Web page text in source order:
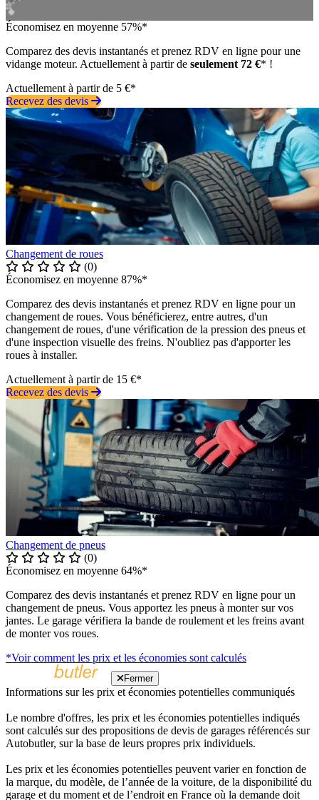
Économisez en moyenne 57%*
Comparez des devis instantanés et prenez RDV en ligne pour une
vidange moteur. Actuellement à partir de seulement 72 €* !
Actuellement à partir de 5 €*
Recevez des devis
Changement de roues
(0)
Économisez en moyenne 87%*
Comparez des devis instantanés et prenez RDV en ligne pour un
changement de roues. Vous bénéficierez, entre autres, d'un
changement de roues, d'une vérification de la pression des pneus et
d'une inspection visuelle des freins. N'oubliez pas d'apporter les
roues à installer.
Actuellement à partir de 15 €*
Recevez des devis
Changement de pneus
(0)
Économisez en moyenne 64%*
Comparez des devis instantanés et prenez RDV en ligne pour un
changement de pneus. Vous apportez les pneus à monter sur vos
jantes. Le garage vérifiera la bande de roulement et les freins avant
de monter vos roues.
*Voir comment les prix et les économies sont calculés
Fermer
Informations sur les prix et économies potentielles communiqués
Le nombre d'offres, les prix et les économies potentielles indiqués
sont calculés sur des propositions de devis de garages référencés sur
Autobutler, sur la base de leurs propres prix individuels.
Les prix et les économies potentielles peuvent varier en fonction de
la marque, du modèle, de l’année de la voiture, de la disponibilité du
garage et du moment et de l’endroit en France où la demande doit